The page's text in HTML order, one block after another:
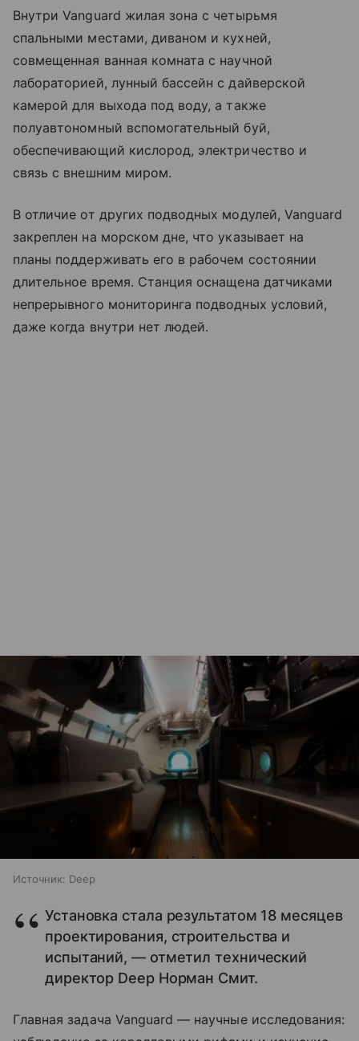
Внутри Vanguard жилая зона с четырьмя
спальными местами, диваном и кухней,
совмещенная ванная комната с научной
лабораторией, лунный бассейн с дайверской
камерой для выхода под воду, а также
полуавтономный вспомогательный буй,
обеспечивающий кислород, электричество и
связь с внешним миром.
В отличие от других подводных модулей, Vanguard
закреплен на морском дне, что указывает на
планы поддерживать его в рабочем состоянии
длительное время. Станция оснащена датчиками
непрерывного мониторинга подводных условий,
даже когда внутри нет людей.
Источник: Deep
Установка стала результатом 18 месяцев
проектирования, строительства и
испытаний, — отметил технический
директор Deep Норман Смит.
Главная задача Vanguard — научные исследования: